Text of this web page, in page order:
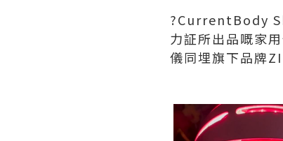
?CurrentBody
力証所出品嘅家
儀同埋旗下品牌